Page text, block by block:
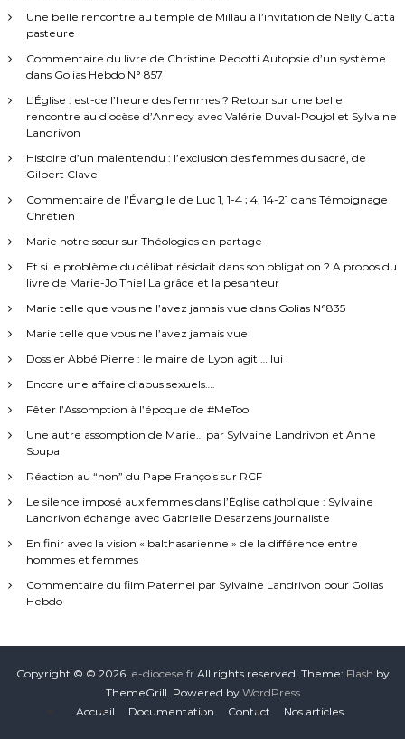
Une belle rencontre au temple de Millau à l’invitation de Nelly Gatta
pasteure
Commentaire du livre de Christine Pedotti Autopsie d’un système
dans Golias Hebdo N° 857
L’Église : est-ce l’heure des femmes ? Retour sur une belle
rencontre au diocèse d’Annecy avec Valérie Duval-Poujol et Sylvaine
Landrivon
Histoire d’un malentendu : l’exclusion des femmes du sacré, de
Gilbert Clavel
Commentaire de l’Évangile de Luc 1, 1-4 ; 4, 14-21 dans Témoignage
Chrétien
Marie notre sœur sur Théologies en partage
Et si le problème du célibat résidait dans son obligation ? A propos du
livre de Marie-Jo Thiel La grâce et la pesanteur
Marie telle que vous ne l’avez jamais vue dans Golias N°835
Marie telle que vous ne l’avez jamais vue
Dossier Abbé Pierre : le maire de Lyon agit … lui !
Encore une affaire d’abus sexuels….
Fêter l’Assomption à l’époque de #MeToo
Une autre assomption de Marie… par Sylvaine Landrivon et Anne
Soupa
Réaction au “non” du Pape François sur RCF
Le silence imposé aux femmes dans l’Église catholique : Sylvaine
Landrivon échange avec Gabrielle Desarzens journaliste
En finir avec la vision « balthasarienne » de la différence entre
hommes et femmes
Commentaire du film Paternel par Sylvaine Landrivon pour Golias
Hebdo
Copyright © © 2026. e-diocese.frAll rights reserved. Theme: Flash by
ThemeGrill. Powered by WordPress
Accueil
Documentation Contact Nos articles